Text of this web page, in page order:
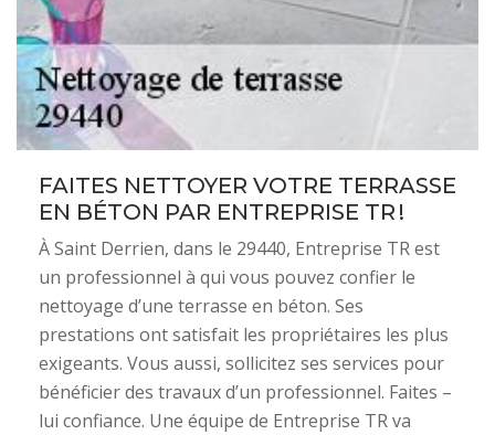
FAITES NETTOYER VOTRE TERRASSE
EN BÉTON PAR ENTREPRISE TR !
À Saint Derrien, dans le 29440, Entreprise TR est
un professionnel à qui vous pouvez confier le
nettoyage d’une terrasse en béton. Ses
prestations ont satisfait les propriétaires les plus
exigeants. Vous aussi, sollicitez ses services pour
bénéficier des travaux d’un professionnel. Faites –
lui confiance. Une équipe de Entreprise TR va